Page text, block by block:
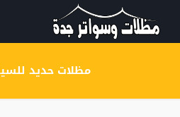
مظلات حديد